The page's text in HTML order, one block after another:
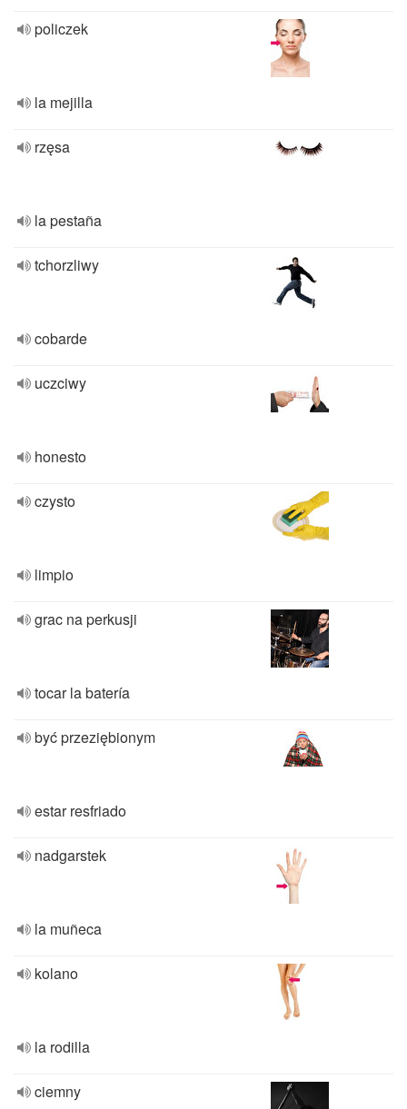
policzek
la mejilla
rzęsa
la pestaña
tchorzliwy
cobarde
uczciwy
honesto
czysto
limpio
grac na perkusji
tocar la batería
być przeziębionym
estar resfriado
nadgarstek
la muñeca
kolano
la rodilla
ciemny